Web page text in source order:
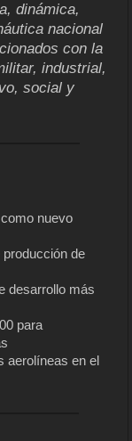
dinámica,
nacional
con la
industrial,
social y
nuevo
de
desarrollo más
para
aerolíneas en el